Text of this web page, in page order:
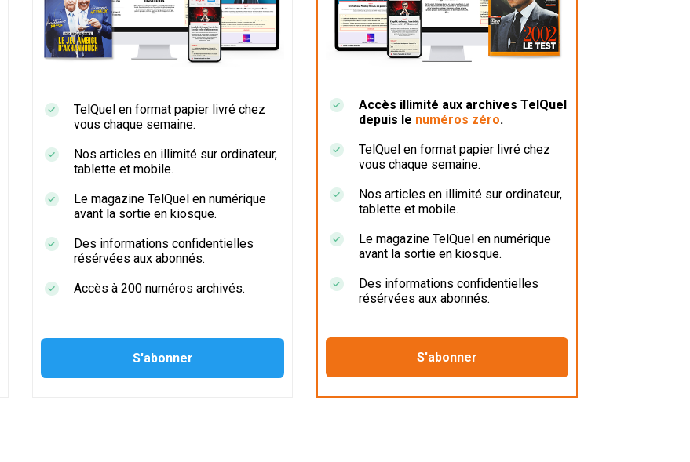
TelQuel en format papier livré chez
vous chaque semaine.
Nos articles en illimité sur ordinateur,
tablette et mobile.
Le magazine TelQuel en numérique
avant la sortie en kiosque.
Des informations confidentielles
résérvées aux abonnés.
Accès à 200 numéros archivés.
Accès illimité aux archives TelQuel
depuis le numéros zéro.
TelQuel en format papier livré chez
vous chaque semaine.
Nos articles en illimité sur ordinateur,
tablette et mobile.
Le magazine TelQuel en numérique
avant la sortie en kiosque.
Des informations confidentielles
résérvées aux abonnés.